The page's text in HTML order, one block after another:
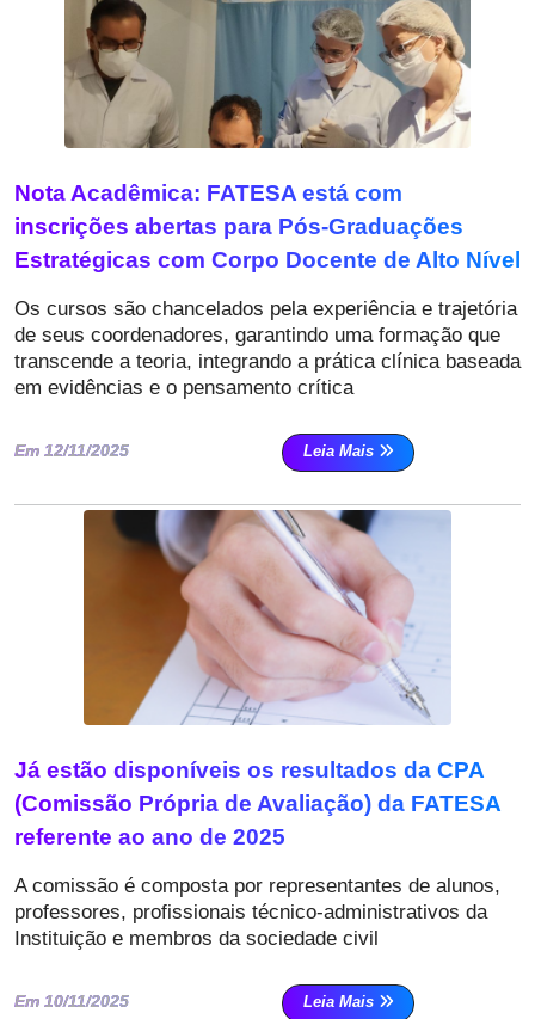
Nota Acadêmica: FATESA está com
inscrições abertas para Pós-Graduações
Estratégicas com Corpo Docente de Alto Nível
Os cursos são chancelados pela experiência e trajetória
de seus coordenadores, garantindo uma formação que
transcende a teoria, integrando a prática clínica baseada
em evidências e o pensamento crítica
Em 12/11/2025 Leia Mais
Já estão disponíveis os resultados da CPA
(Comissão Própria de Avaliação) da FATESA
referente ao ano de 2025
A comissão é composta por representantes de alunos,
professores, profissionais técnico-administrativos da
Instituição e membros da sociedade civil
Em 10/11/2025 Leia Mais